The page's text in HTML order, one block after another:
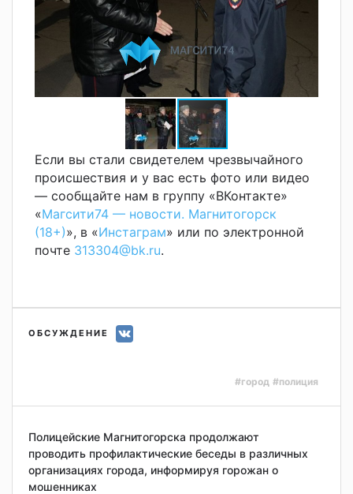
Если вы стали свидетелем чрезвычайного
происшествия и у вас есть фото или видео
— сообщайте нам в группу «ВКонтакте»
«Магсити74 — новости. Магнитогорск
(18+)», в «Инстаграм» или по электронной
почте 313304@bk.ru.
ОБСУЖДЕНИЕ
#город #полиция
Полицейские Магнитогорска продолжают
проводить профилактические беседы в различных
организациях города, информируя горожан о
мошенниках